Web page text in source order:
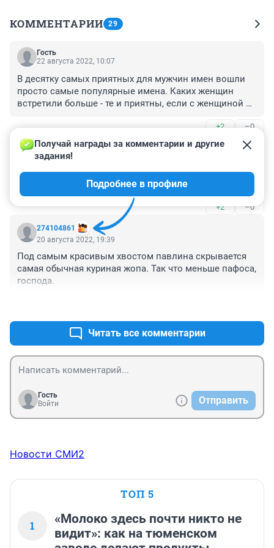
КОММЕНТАРИИ 29
Гость
22 августа 2022, 10:07
В десятку самых приятных для мужчин имен вошли
просто самые популярные имена. Каких женщин
встретили больше - те и приятны, если с женщиной
А вообще это дичь, называть дочь исходя из того как
будет ее имя привлекательно для противоположного
пола. Это вообще нездоровая история какая-то. Да и
+2 –0
Гость
21 августа 2022, 13:03
ну уж Татьяна и особенно Ирина вообще никак не
+2 –0
274104861
Получай награды за комментарии и другие
задания!
Подробнее в профиле
20 августа 2022, 19:39
Под самым красивым хвостом павлина скрывается
самая обычная куриная жопа. Так что меньше пафоса,
господа.
Читать все комментарии
Гость
Войти
Отправить
Новости СМИ2
ТОП 5
1
«Молоко здесь почти никто не
видит»: как на тюменском